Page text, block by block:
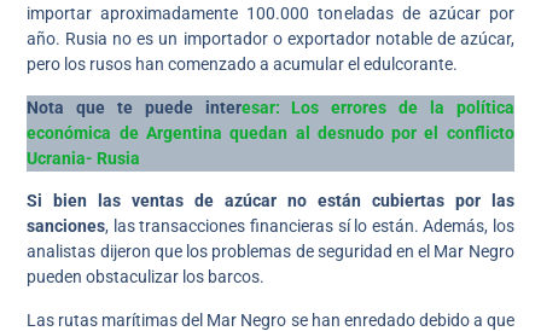
importar aproximadamente 100.000 toneladas de azúcar por
año. Rusia no es un importador o exportador notable de azúcar,
pero los rusos han comenzado a acumular el edulcorante.
Nota que te puede interesar: Los errores de la política
económica de Argentina quedan al desnudo por el conflicto
Ucrania- Rusia
Si bien las ventas de azúcar no están cubiertas por las
sanciones, las transacciones financieras sí lo están. Además, los
analistas dijeron que los problemas de seguridad en el Mar Negro
pueden obstaculizar los barcos.
Las rutas marítimas del Mar Negro se han enredado debido a que